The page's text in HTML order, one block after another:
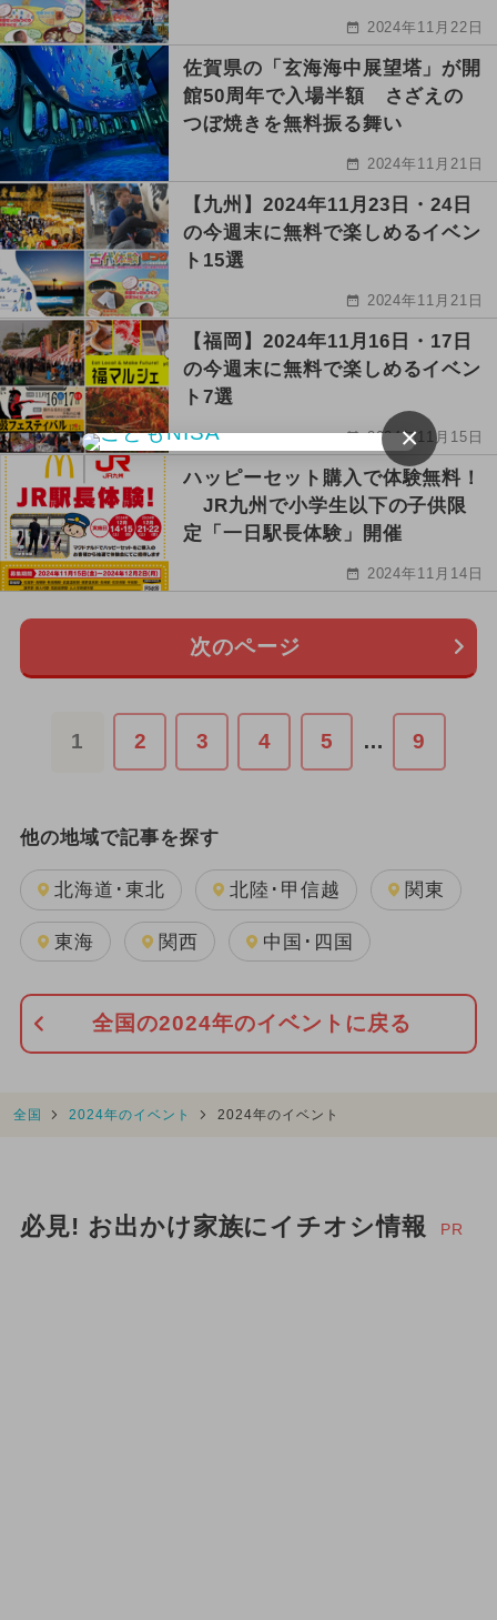
2024年11月22日
佐賀県の「玄海海中展望塔」が開
館50周年で入場半額 さざえの
つぼ焼きを無料振る舞い
2024年11月21日
【九州】2024年11月23日・24日
の今週末に無料で楽しめるイベン
ト15選
2024年11月21日
【福岡】2024年11月16日・17日
の今週末に無料で楽しめるイベン
ト7選
2024年11月15日
ハッピーセット購入で体験無料！
JR九州で小学生以下の子供限
定「一日駅長体験」開催
2024年11月14日
次のページ
1 2 3 4 5 … 9
他の地域で記事を探す
北海道･東北 北陸･甲信越 関東
東海 関西 中国･四国
全国の2024年のイベントに戻る
全国 2024年のイベント 2024年のイベント
必見! お出かけ家族にイチオシ情報 PR
×